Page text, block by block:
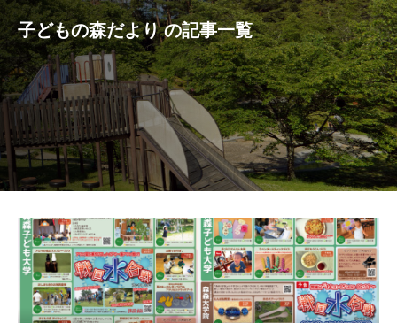
子どもの森だより の記事一覧